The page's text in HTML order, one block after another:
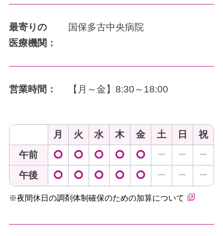
最寄りの
医療機関：
国保多古中央病院
営業時間： 【月～金】8:30～18:00
月 火 水 木 金 土 日
祝
午前
◯ ◯ ◯ ◯ ◯ ー ー ー
午後 ◯ ◯ ◯ ◯ ◯ ー ー ー
※夜間休日の調剤体制確保のための加算について